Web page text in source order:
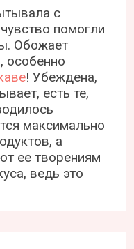
с
помогли
Обожает
особенно
! Убеждена,
есть те,
максимально
а
ее творениям
ведь это